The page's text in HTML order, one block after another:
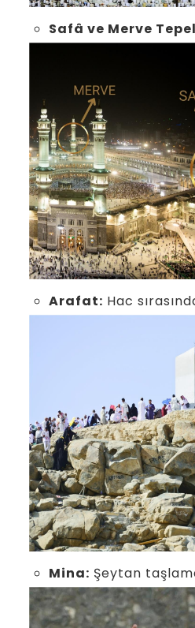
Safâ ve Merve
Arafat: Hac
Mina: Şeytan